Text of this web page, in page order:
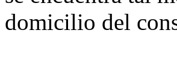
domicilio del